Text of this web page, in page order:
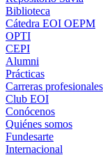
Biblioteca
Cátedra EOI OEPM
OPTI
CEPI
Alumni
Prácticas
Carreras profesionales
Club EOI
Conócenos
Quiénes somos
Fundesarte
Internacional